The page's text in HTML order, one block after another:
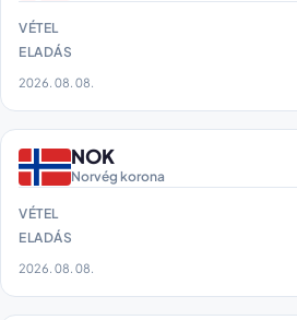
VÉTEL
ELADÁS
2026. 08. 08.
NOK
Norvég korona
VÉTEL
ELADÁS
2026. 08. 08.